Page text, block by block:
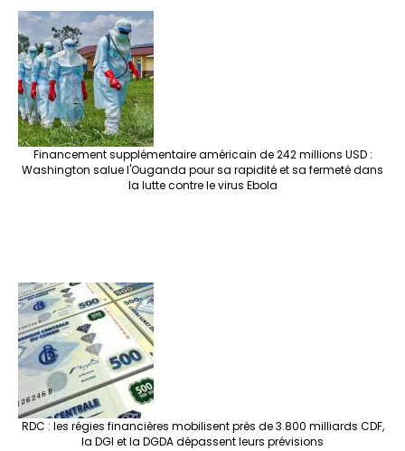
Financement supplémentaire américain de 242 millions USD :
Washington salue l'Ouganda pour sa rapidité et sa fermeté dans
la lutte contre le virus Ebola
RDC : les régies financières mobilisent près de 3.800 milliards CDF,
la DGI et la DGDA dépassent leurs prévisions